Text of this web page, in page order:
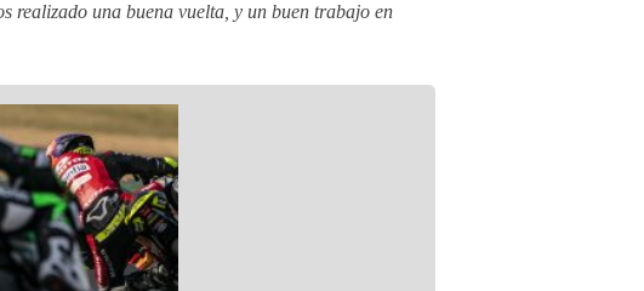
realizado una buena vuelta, y un buen trabajo en